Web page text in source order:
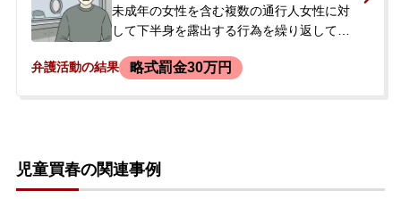
未成年の女性を含む複数の通行人女性に対
して下半身を露出する行為を繰り返してい
され、翌日には父親が身元引受人となり釈
ました。依頼者はこれらを全て自白してお
り、悪質と判断され起訴されるのではない
弁護活動の結果 略式罰金30万円
児童買春の関連事例